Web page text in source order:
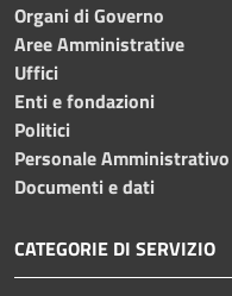
Organi di Governo
Aree Amministrative
Uffici
Enti e fondazioni
Politici
Personale Amministrativo
Documenti e dati
CATEGORIE DI SERVIZIO